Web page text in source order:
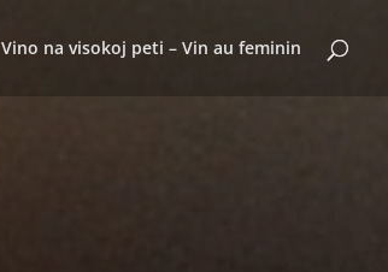
Vino na visokoj peti – Vin au feminin